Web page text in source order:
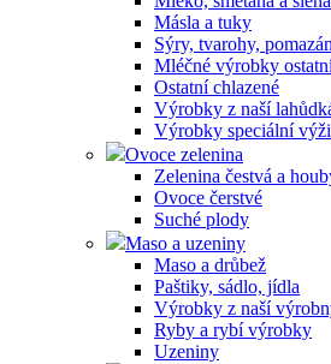
Másla a tuky
Sýry, tvarohy,
Mléčné výrobky
Ostatní chlazené
Výrobky z naší
Výrobky speciální
Ovoce zelenina
Zelenina čestvá a
Ovoce čerstvé
Suché plody
Maso a uzeniny
Maso a drůbež
Paštiky, sádlo, jídla
Výrobky z naší
Ryby a rybí výrobky
Uzeniny